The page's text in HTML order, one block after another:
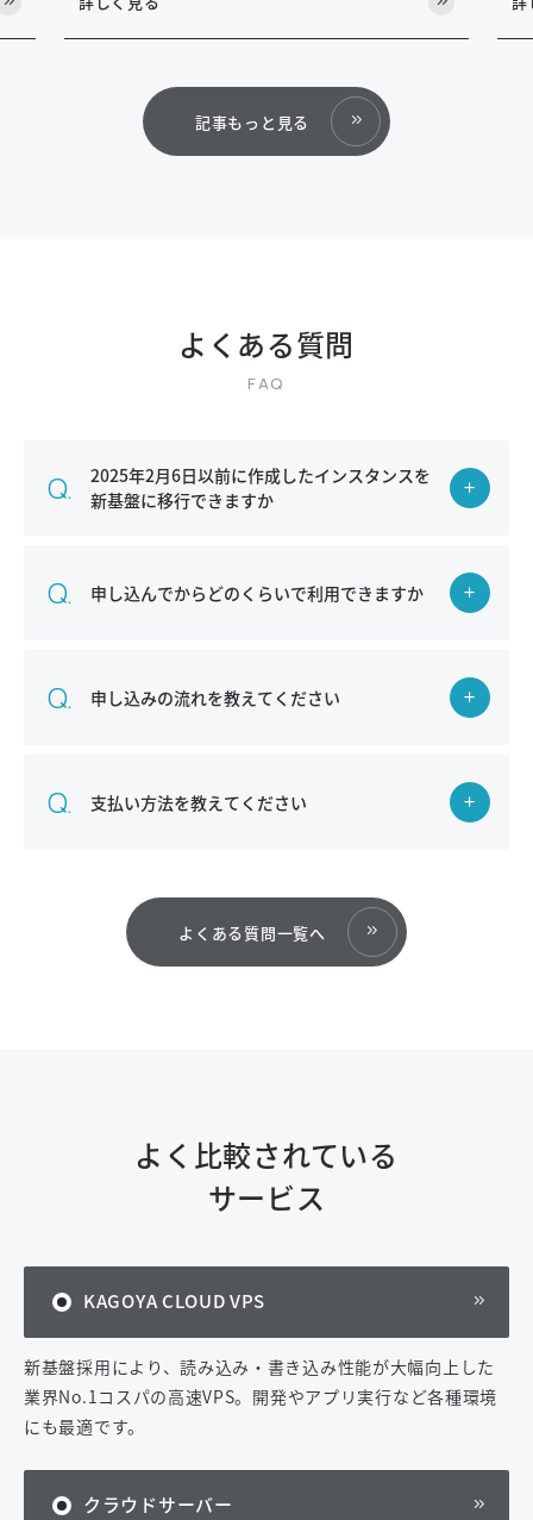
記事もっと見る
よくある質問
2025年2月6日以前に作成したインスタンスを
新基盤に移行できますか
申し込んでからどのくらいで利用できますか
申し込みの流れを教えてください
支払い方法を教えてください
よくある質問一覧へ
よく比較されている
サービス
KAGOYA CLOUD VPS
新基盤採用により、読み込み・書き込み性能が大幅向上した
業界No.1コスパの高速VPS。開発やアプリ実行など各種環境
にも最適です。
クラウドサーバー